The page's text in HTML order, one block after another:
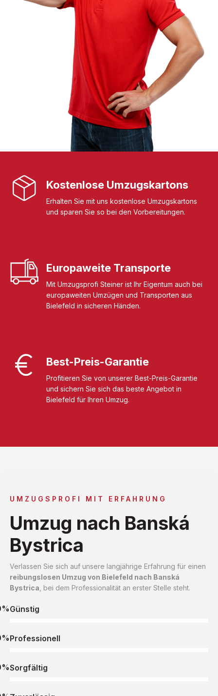
Kostenlose Umzugskartons
Erhalten Sie mit uns kostenlose Umzugskartons
und sparen Sie so bei den Vorbereitungen.
Europaweite Transporte
Mit Umzugsprofi Steiner ist Ihr Eigentum auch bei
europaweiten Umzügen und Transporten aus
Bielefeld in sicheren Händen.
Best-Preis-Garantie
Profitieren Sie von unserer Best-Preis-Garantie
und sichern Sie sich das beste Angebot in
Bielefeld für Ihren Umzug.
UMZUGSPROFI MIT ERFAHRUNG
Umzug nach Banská
Bystrica
Verlassen Sie sich auf unsere langjährige Erfahrung für einen
reibungslosen Umzug von Bielefeld nach Banská
Bystrica , bei dem Professionalität an erster Stelle steht.
Günstig
Professionell
Sorgfältig